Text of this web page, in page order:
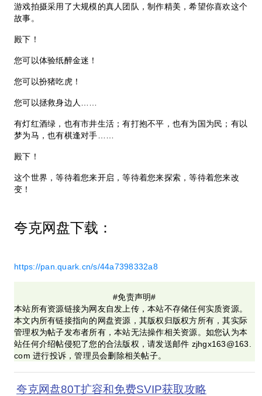
游戏拍摄采用了大规模的真人团队，制作精美，希望你喜欢这个
故事。
殿下！
您可以体验纸醉金迷！
您可以扮猪吃虎！
您可以拯救身边人……
有灯红酒绿，也有市井生活；有打抱不平，也有为国为民；有以
梦为马，也有棋逢对手……
殿下！
这个世界，等待着您来开启，等待着您来探索，等待着您来改
变！
夸克网盘下载：
https://pan.quark.cn/s/44a7398332a8
#免责声明#
本站所有资源链接为网友自发上传，本站不存储任何实质资源。
本文内所有链接指向的网盘资源，其版权归版权方所有，其实际
管理权为帖子发布者所有，本站无法操作相关资源。如您认为本
站任何介绍帖侵犯了您的合法版权，请发送邮件 zjhgx163@163.
com 进行投诉，管理员会删除相关帖子。
夸克网盘80T扩容和免费SVIP获取攻略